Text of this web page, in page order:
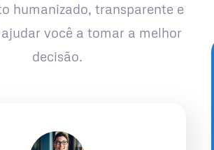
humanizado, transparente e
você a tomar a melhor
decisão.